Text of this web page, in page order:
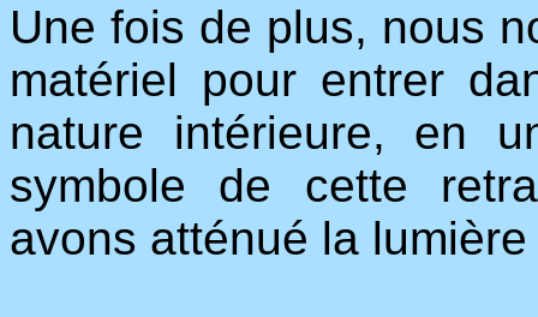
Une fois de plus, nous
matériel pour entrer
nature intérieure, en
symbole de cette
avons atténué la